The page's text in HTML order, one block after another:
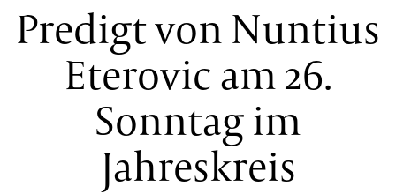
Predigt von Nuntius
Eterovic am 26.
Sonntag im
Jahreskreis